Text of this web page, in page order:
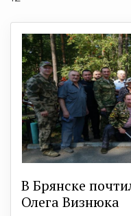
В Брянске
Олега Визнюка